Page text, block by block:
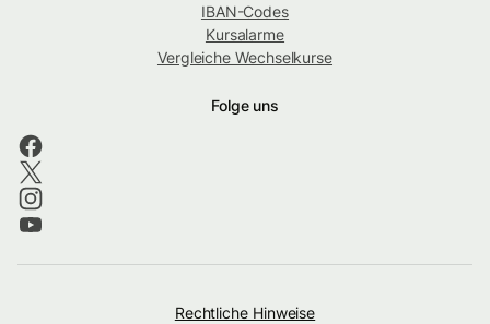
IBAN-Codes
Kursalarme
Vergleiche Wechselkurse
Folge uns
Rechtliche Hinweise